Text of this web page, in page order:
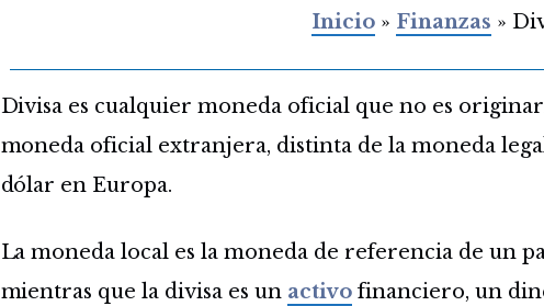
Inicio» Finanzas »
Divisa es cualquier moneda oficial que no es
moneda oficial extranjera, distinta de la moneda
dólar en Europa.
La moneda local es la moneda de referencia de un
mientras que la divisa es un activo financiero, un